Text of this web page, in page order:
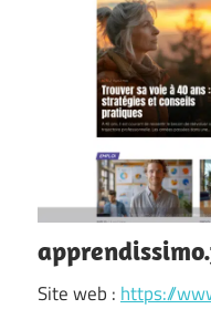
Site web : https://